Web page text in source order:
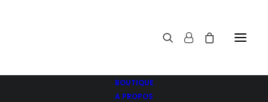
BOUTIQUE
A PROPOS